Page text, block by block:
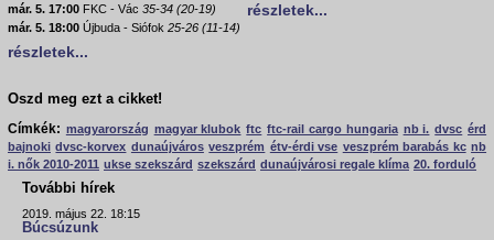
már. 5. 17:00 FKC - Vác 35-34 (20-19)
már. 5. 18:00 Újbuda - Siófok 25-26 (11-14)
részletek...
részletek...
Oszd meg ezt a cikket!
Címkék: magyarország magyar klubok ftc ftc-rail cargo hungaria nb i. dvsc érd
bajnoki dvsc-korvex dunaújváros veszprém étv-érdi vse veszprém barabás kc nb
i. nők 2010-2011 ukse szekszárd szekszárd dunaújvárosi regale klíma 20. forduló
További hírek
2019. május 22. 18:15
Búcsúzunk